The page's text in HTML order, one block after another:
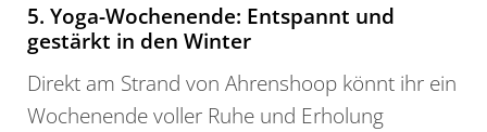
5. Yoga-Wochenende: Entspannt und
gestärkt in den Winter
Direkt am Strand von Ahrenshoop könnt ihr ein
Wochenende voller Ruhe und Erholung